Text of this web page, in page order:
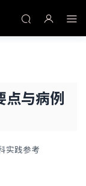
分析
点与病例
实践参考